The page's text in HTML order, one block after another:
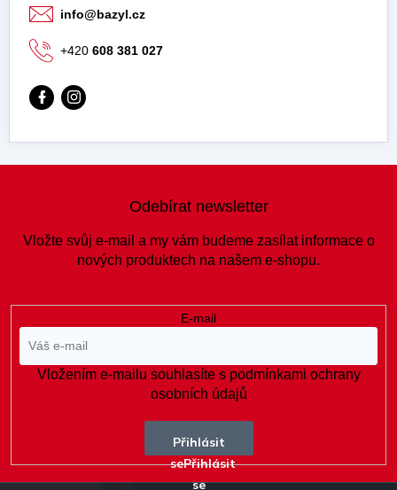
info@bazyl.cz
+420 608 381 027
Odebírat newsletter
Vložte svůj e-mail a my vám budeme zasílat informace o
nových produktech na našem e-shopu.
E-mail
Vložením e-mailu souhlasíte s podmínkami ochrany
osobních údajů
Přihlásit
se